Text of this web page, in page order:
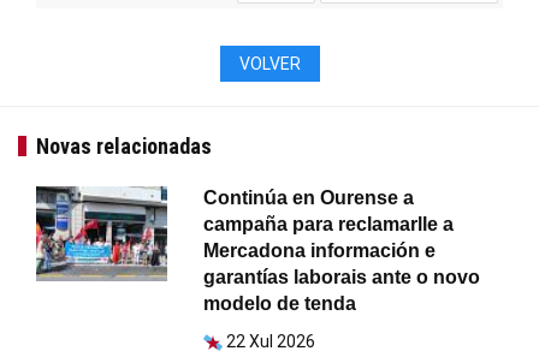
VOLVER
Novas relacionadas
Continúa en Ourense a
campaña para reclamarlle a
Mercadona información e
garantías laborais ante o novo
modelo de tenda
22 Xul 2026